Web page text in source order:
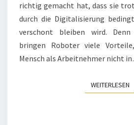
richtig gemacht hat, dass sie
durch die Digitalisierung
verschont bleiben wird.
bringen Roboter viele
Mensch als Arbeitnehmer nicht
WEITERLESEN